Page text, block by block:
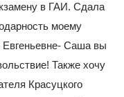
в ГАИ. Сдала
моему
Евгеньевне- Саша вы
Также хочу
Красуцкого